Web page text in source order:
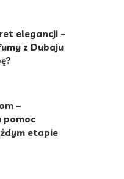
elegancji –
z Dubaju
–
pomoc
etapie